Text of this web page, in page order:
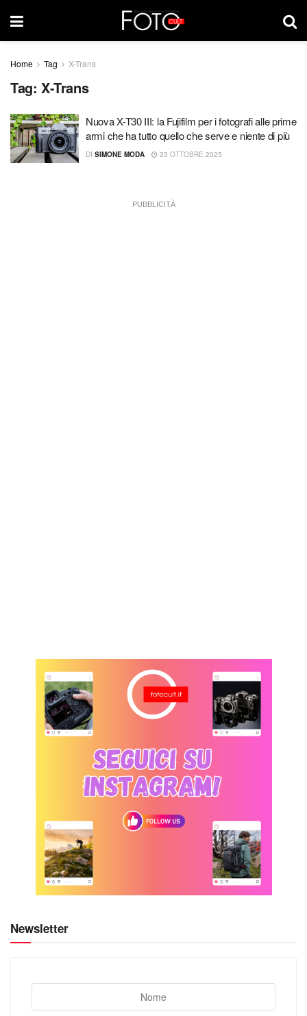
Home Tag X-Trans
Tag: X-Trans
Nuova X-T30 III: la Fujifilm per i fotografi alle prime
armi che ha tutto quello che serve e niente di più
DI SIMONE MODA 23 OTTOBRE 2025
PUBBLICITÀ
Newsletter